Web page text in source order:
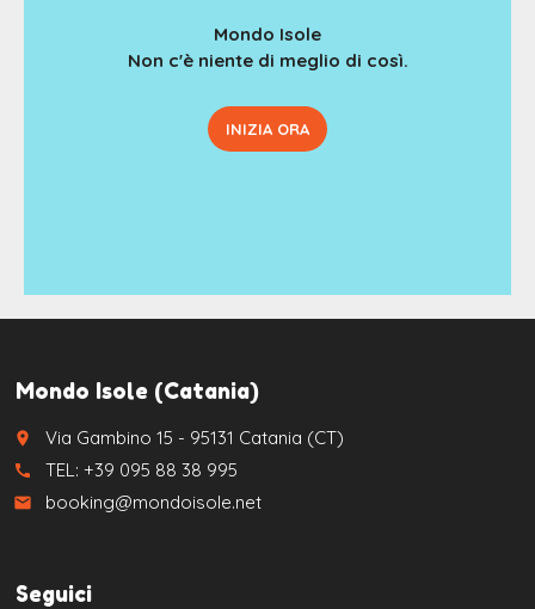
Mondo Isole
Non c'è niente di meglio di così.
INIZIA ORA
Mondo Isole (Catania)
place Via Gambino 15 - 95131 Catania (CT)
call TEL: +39 095 88 38 995
email booking@mondoisole.net
Seguici